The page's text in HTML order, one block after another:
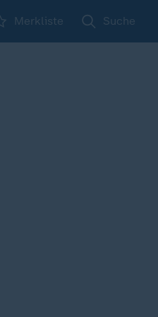
Merkliste Suche